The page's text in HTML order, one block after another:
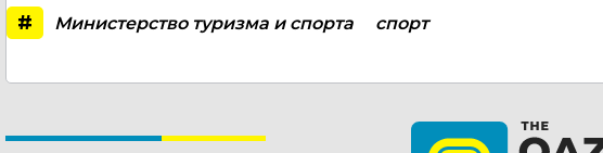
# Министерство туризма и спорта спорт